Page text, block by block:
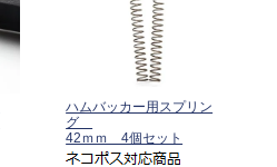
ハムバッカー用スプリン
グ
42ｍｍ 4個セット